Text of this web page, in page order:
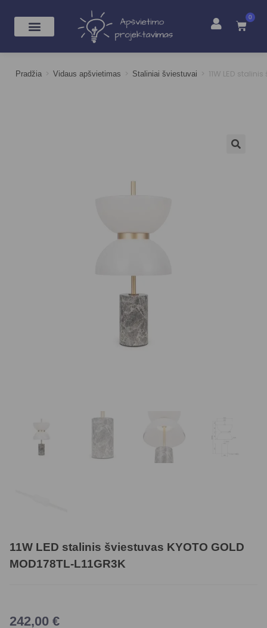
0
Pradžia > Vidaus apšvietimas > Staliniai šviestuvai > 11W LED
11W LED stalinis šviestuvas KYOTO GOLD
MOD178TL-L11GR3K
242,00 €